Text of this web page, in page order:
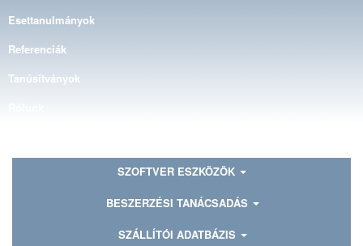
Esettanulmányok
Referenciák
Tanúsítványok
SZOFTVER ESZKÖZÖK
BESZERZÉSI TANÁCSADÁS
SZÁLLÍTÓI ADATBÁZIS